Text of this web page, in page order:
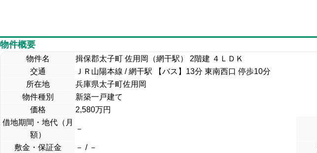
物件概要
物件名
揖保郡太子町 佐用岡（網干駅） 2階建 ４ＬＤＫ
交通
ＪＲ山陽本線 / 網干駅 【バス】13分 東南西口 停歩10分
所在地
兵庫県太子町佐用岡
物件種別
新築一戸建て
価格
2,580万円
借地期間・地代（月
額）
－
敷金・保証金 － / －